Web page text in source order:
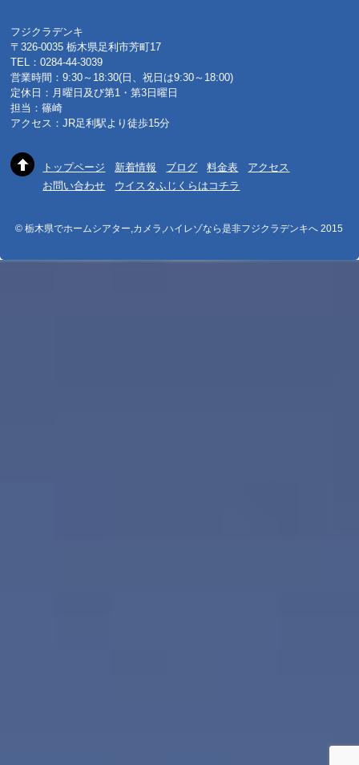
フジクラデンキ
〒326-0035 栃木県足利市芳町17
TEL：0284-44-3039
営業時間：9:30～18:30(日、祝日は9:30～18:00)
定休日：月曜日及び第1・第3日曜日
担当：篠崎
アクセス：JR足利駅より徒歩15分
トップページ 新着情報 ブログ 料金表
アクセス
お問い合わせ
ウイスタふじくらはコチラ
© 栃木県でホームシアター,カメラ,ハイレゾなら是非フジクラデンキへ 2015